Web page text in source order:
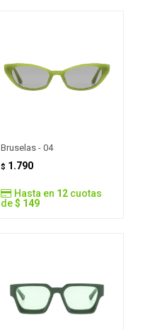
Bruselas - 04
$ 1.790
Hasta en 12 cuotas
de$ 149